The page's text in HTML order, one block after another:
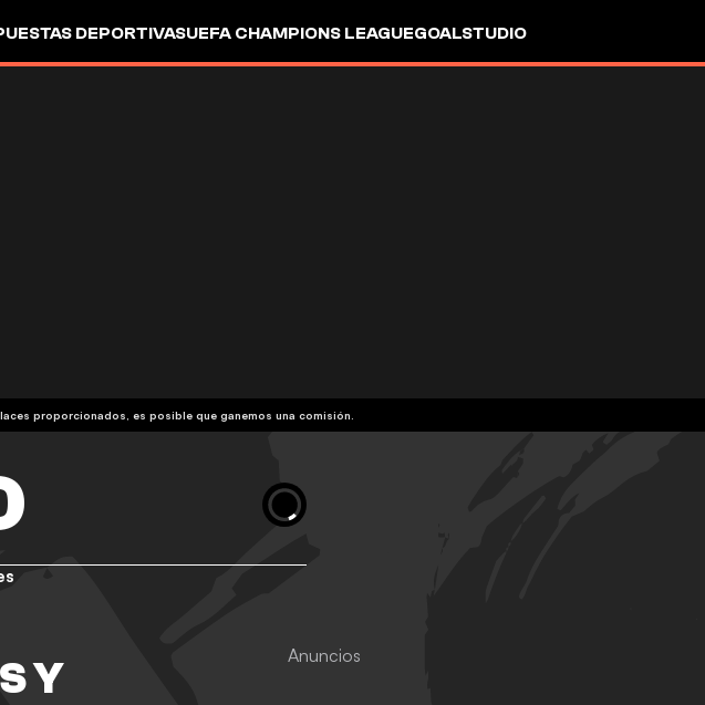
DEPORTIVASUEFA CHAMPIONS LEAGUEGOALSTUDIO
proporcionados, es posible que ganemos una comisión.
Y